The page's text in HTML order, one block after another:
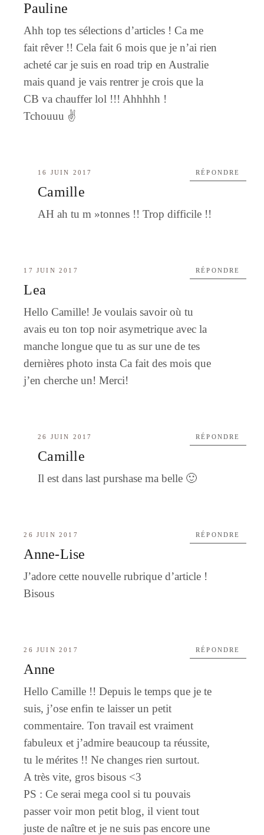
Pauline
Ahh top tes sélections d’articles ! Ca me
fait rêver !! Cela fait 6 mois que je n’ai rien
acheté car je suis en road trip en Australie
mais quand je vais rentrer je crois que la
CB va chauffer lol !!! Ahhhhh !
Tchouuu ✌️
16 JUIN 2017
Camille
AH ah tu m »tonnes !! Trop difficile !!
RÉPONDRE
17 JUIN 2017
Lea
Hello Camille! Je voulais savoir où tu
avais eu ton top noir asymetrique avec la
manche longue que tu as sur une de tes
dernières photo insta Ca fait des mois que
j’en cherche un! Merci!
RÉPONDRE
26 JUIN 2017
Camille
Il est dans last purshase ma belle 🙂
RÉPONDRE
26 JUIN 2017
Anne-Lise
J’adore cette nouvelle rubrique d’article !
Bisous
RÉPONDRE
26 JUIN 2017
Anne
Hello Camille !! Depuis le temps que je te
suis, j’ose enfin te laisser un petit
commentaire. Ton travail est vraiment
fabuleux et j’admire beaucoup ta réussite,
tu le mérites !! Ne changes rien surtout.
A très vite, gros bisous <3
PS : Ce serai mega cool si tu pouvais
passer voir mon petit blog, il vient tout
juste de naître et je ne suis pas encore une
RÉPONDRE